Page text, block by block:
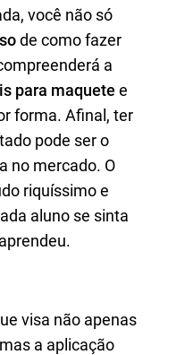
você não só
de como fazer
a
para maquete e
forma. Afinal, ter
pode ser o
no mercado. O
riquíssimo e
aluno se sinta
visa não apenas
a aplicação